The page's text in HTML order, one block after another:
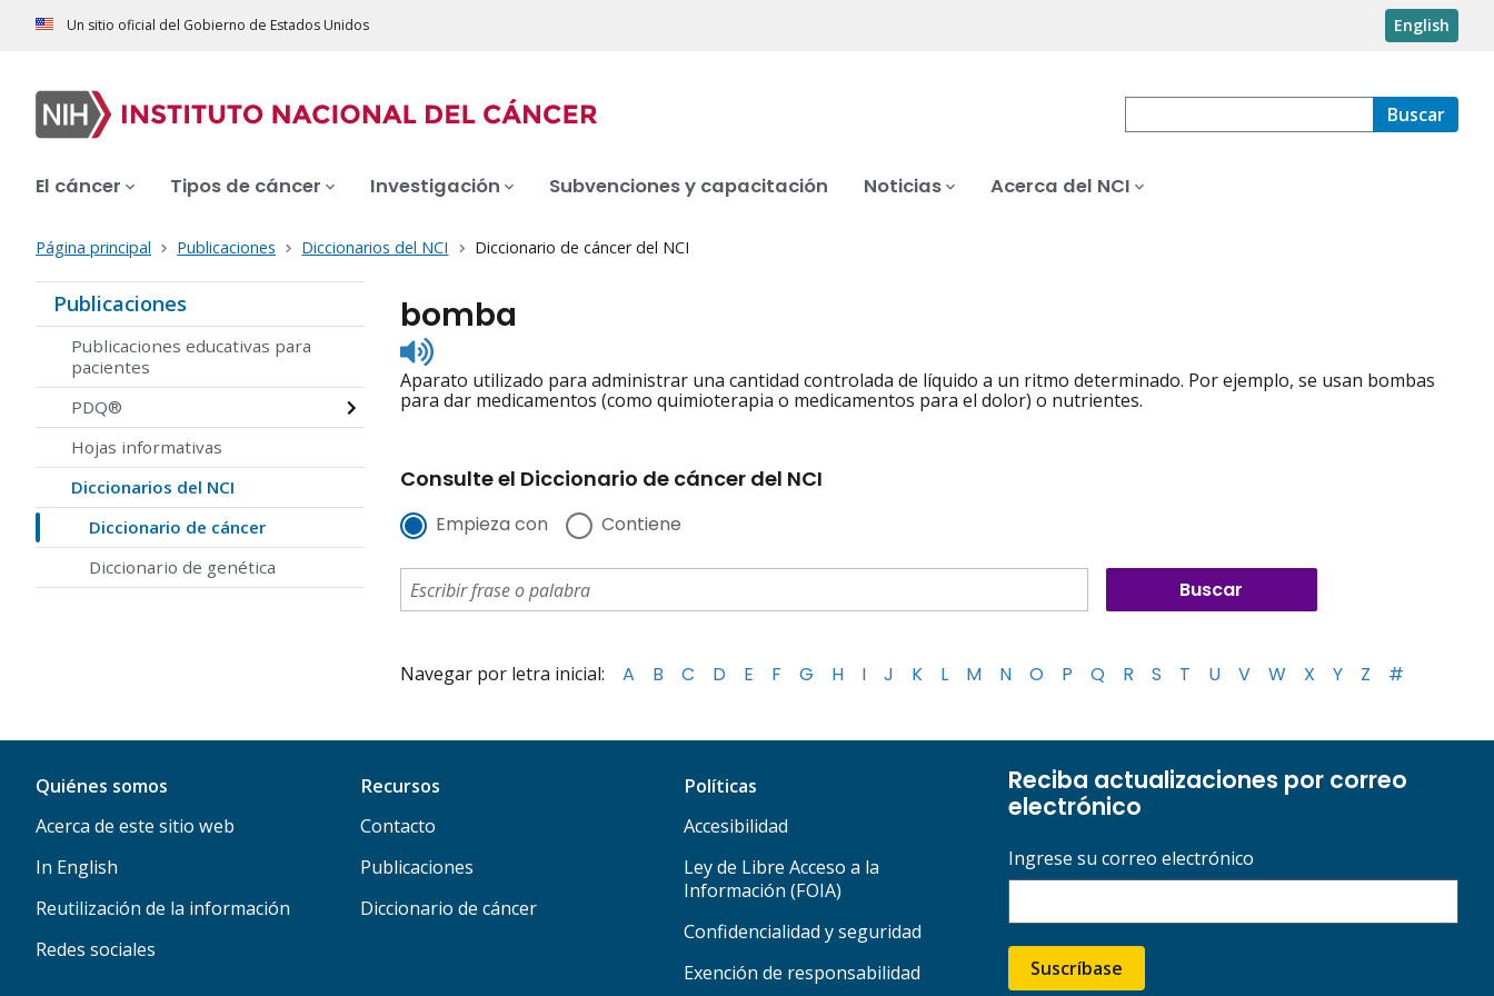
Un sitio oficial del Gobierno de Estados Unidos English
Buscar
El cáncer Tipos de cáncer Investigación Subvenciones y capacitación Noticias Acerca del NCI
Página principal Publicaciones Diccionarios del NCI Diccionario de cáncer del NCI
Publicaciones
Publicaciones educativas para
pacientes
PDQ®
Hojas informativas
Diccionarios del NCI
Diccionario de cáncer
Diccionario de genética
bomba
Listen
to
pronunciation
Aparato utilizado para administrar una cantidad controlada de líquido a un ritmo determinado. Por ejemplo, se usan bombas
para dar medicamentos (como quimioterapia o medicamentos para el dolor) o nutrientes.
Consulte el Diccionario de cáncer del NCI
Empieza con Contiene
Navegar por letra inicial: A B C D E F G H I J K L M N O P Q R S T U V W X Y Z #
Quiénes somos
Acerca de este sitio web
In English
Reutilización de la información
Redes sociales
Recursos
Contacto
Publicaciones
Diccionario de cáncer
Políticas
Accesibilidad
Ley de Libre Acceso a la
Información (FOIA)
Confidencialidad y seguridad
Exención de responsabilidad
Reciba actualizaciones por correo
electrónico
Ingrese su correo electrónico
Suscríbase